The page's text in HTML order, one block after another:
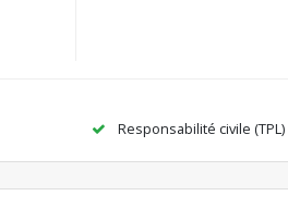
Responsabilité civile (TPL)